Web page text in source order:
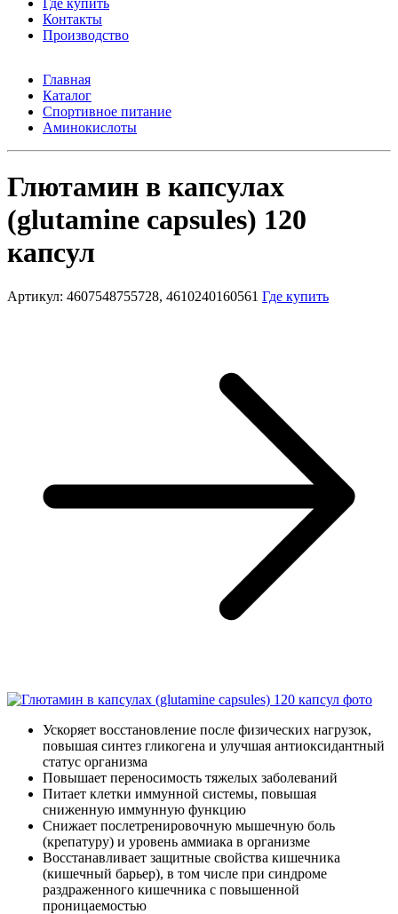
Где купить
Контакты
Производство
Главная
Каталог
Спортивное питание
Аминокислоты
Глютамин в капсулах
(glutamine capsules) 120
капсул
Артикул: 4607548755728, 4610240160561 Где купить
Ускоряет восстановление после физических нагрузок,
повышая синтез гликогена и улучшая антиоксидантный
статус организма
Повышает переносимость тяжелых заболеваний
Питает клетки иммунной системы, повышая
сниженную иммунную функцию
Снижает послетренировочную мышечную боль
(крепатуру) и уровень аммиака в организме
Восстанавливает защитные свойства кишечника
(кишечный барьер), в том числе при синдроме
раздраженного кишечника с повышенной
проницаемостью